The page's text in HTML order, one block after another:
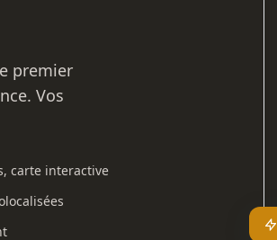
premier
Vos
carte interactive